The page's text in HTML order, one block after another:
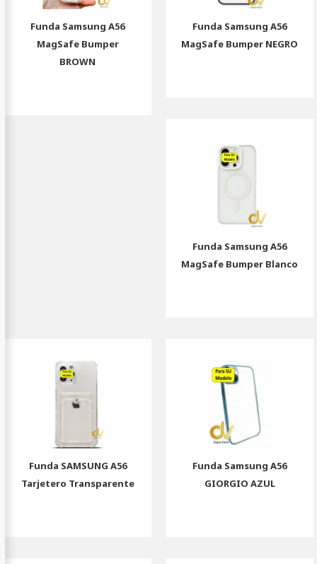
Funda Samsung A56
MagSafe Bumper
BROWN
Funda Samsung A56
MagSafe Bumper NEGRO
Funda Samsung A56
MagSafe Bumper Blanco
Funda SAMSUNG A56
Tarjetero Transparente
Funda Samsung A56
GIORGIO AZUL